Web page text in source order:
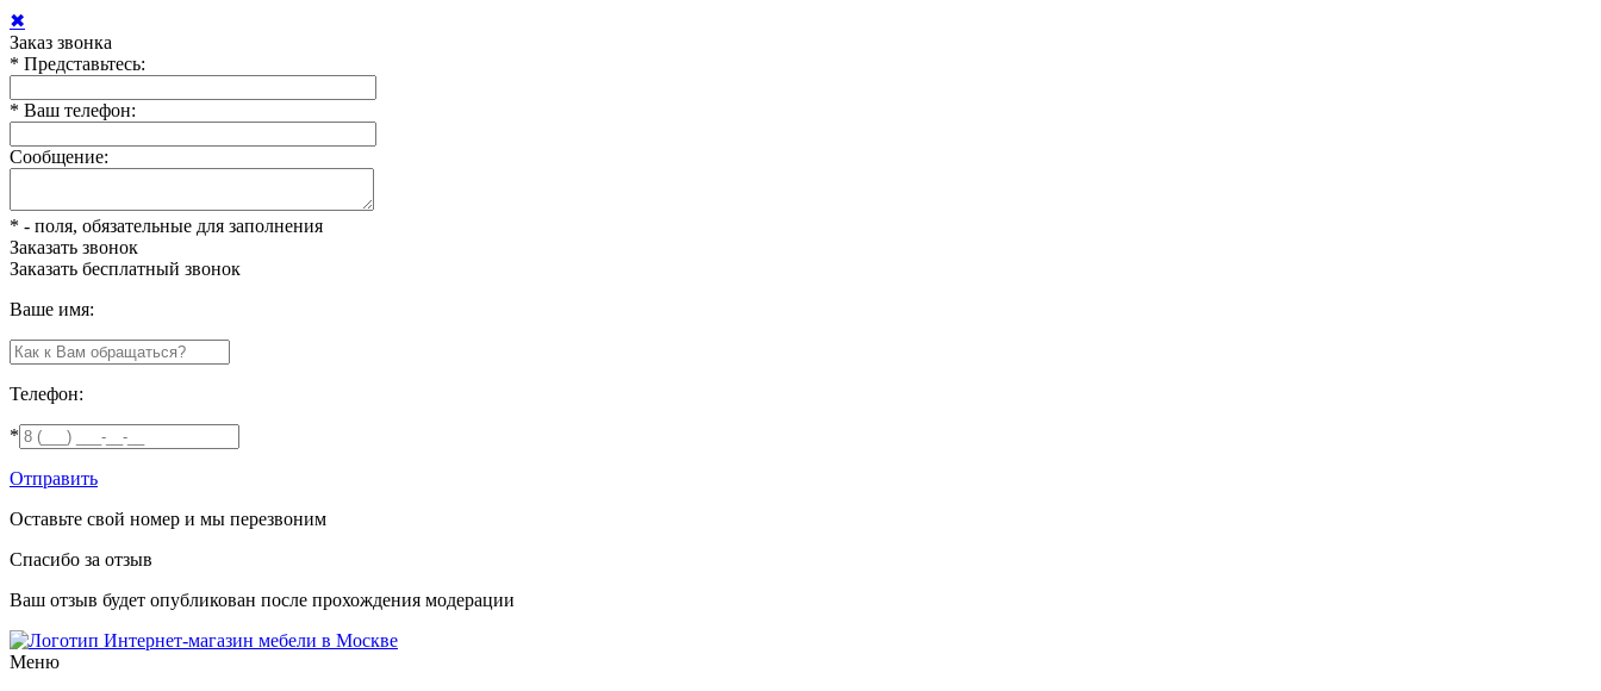
✖
Заказ звонка
* Представьтесь:
* Ваш телефон:
Сообщение:
* - поля, обязательные для заполнения
Заказать звонок
Заказать бесплатный звонок
Ваше имя:
Телефон:
*
Отправить
Оставьте свой номер и мы перезвоним
Спасибо за отзыв
Ваш отзыв будет опубликован после прохождения модерации
Интернет-магазин мебели в Москве
Меню